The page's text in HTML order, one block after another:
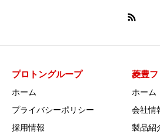
プロトングループ
ホーム
プライバシーポリシー
採用情報
菱豊
ホーム
会社情
製品紹